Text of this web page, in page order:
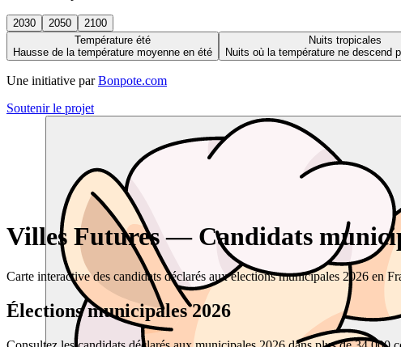
2030 2050
2100
Température été
Hausse de la température moyenne en été
Nuits tropicales
Nuits où la température ne descend
Une initiative par Bonpote.com
Soutenir le projet
Villes Futures — Candidats
Carte interactive des candidats déclarés aux élections municipales 2026 en
Élections municipales 2026